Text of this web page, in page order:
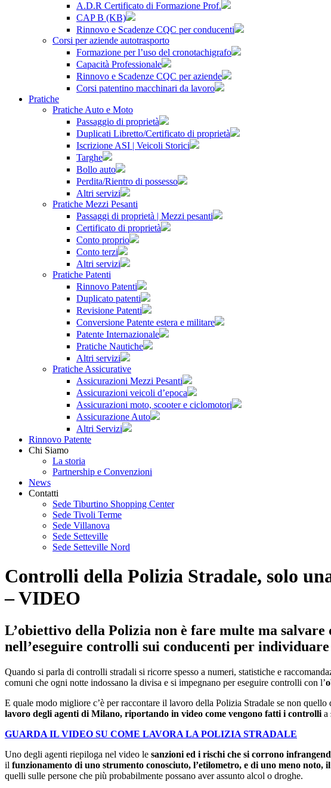
A.D.R Certificato di Formazione Prof.
CAP B (KB)
Rinnovo e Scadenze CQC per conducenti
Corsi per aziende autotrasporto
Formazione per l’uso del cronotachigrafo
Capacità Professionale
Rinnovo e Scadenze CQC per aziende
Corsi patentino macchinari da lavoro
Pratiche
Pratiche Auto e Moto
Passaggio di proprietà
Duplicati Libretto/Certificato di proprietà
Iscrizione ASI | Veicoli Storici
Targhe
Bollo auto
Perdita/Rientro di possesso
Altri servizi
Pratiche Mezzi Pesanti
Passaggi di proprietà | Mezzi pesanti
Certificato di proprietà
Conto proprio
Conto terzi
Altri servizi
Pratiche Patenti
Rinnovo Patenti
Duplicato patenti
Revisione Patenti
Conversione Patente estera e militare
Patente Internazionale
Pratiche Nautiche
Altri servizi
Pratiche Assicurative
Assicurazioni Mezzi Pesanti
Assicurazioni veicoli d’epoca
Assicurazioni moto, scooter e ciclomotori
Assicurazione Auto
Altri Servizi
Rinnovo Patente
Chi Siamo
La storia
Partnership e Convenzioni
News
Contatti
Sede Tiburtino Shopping Center
Sede Tivoli Terme
Sede Villanova
Sede Setteville
Sede Setteville Nord
Controlli della Polizia Stradale, solo
– VIDEO
L’obiettivo della Polizia non è fare multe ma
nell’eseguire controlli sui conducenti per
Quando si parla di controlli stradali si ricorre spesso a numeri, statistiche e
comuni che ogni notte indossano la divisa e si impegnano per eseguire controlli con l’
E quale modo migliore c’è per raccontare il lavoro della Polizia Stradale se non
lavoro degli agenti di Milano, riportando in video come vengono fatti i controlli a
GUARDA IL VIDEO SU COME LAVORA LA POLIZIA STRADALE
Uno degli agenti riepiloga nel video le sanzioni ed i rischi che si corrono
il funzionamento di uno strumento conosciuto, l’etilometro, e di uno meno noto,
quelli sulle persone che più probabilmente possano aver assunto alcol o droghe.